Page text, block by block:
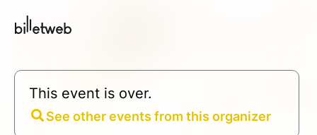
This event is over.
See other events from this organizer